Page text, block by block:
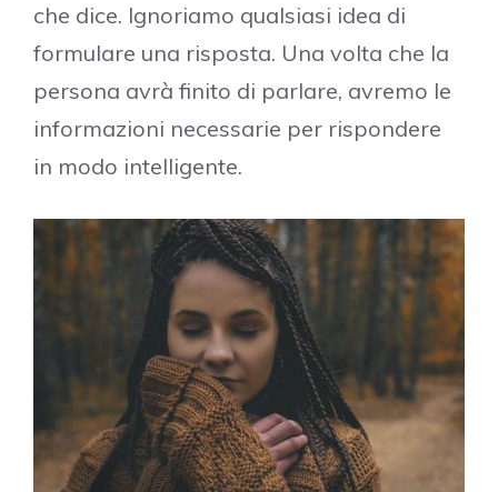
che dice. Ignoriamo qualsiasi idea di
formulare una risposta. Una volta che la
persona avrà finito di parlare, avremo le
informazioni necessarie per rispondere
in modo intelligente.